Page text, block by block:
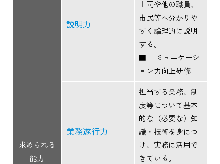
求められる
能力
説明力
上司や他の職員、
市民等へ分かりや
すく論理的に説明
する。
■ コミュニケーシ
ョン力向上研修
業務遂行力
担当する業務、制
度等について基本
的な（必要な）知
識・技術を身につ
け、実務に活用で
きている。